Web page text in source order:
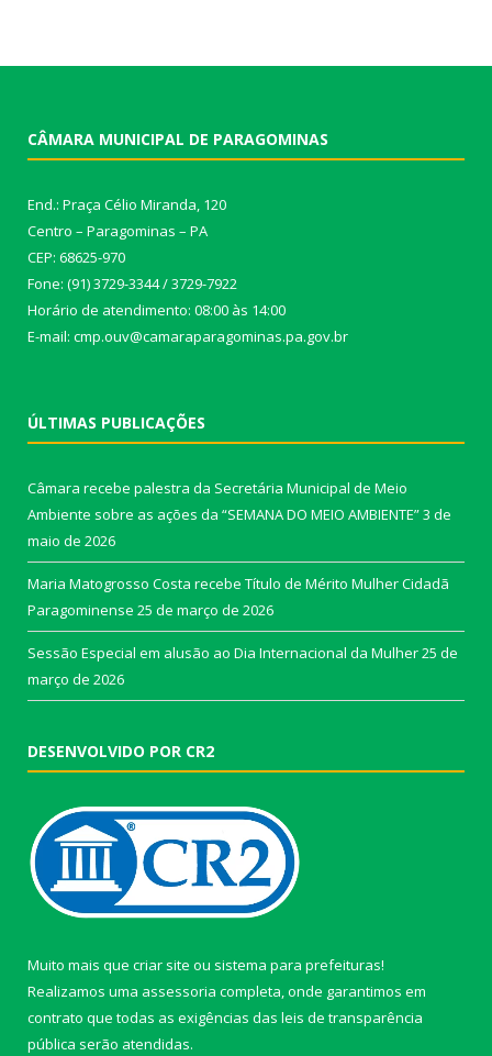
CÂMARA MUNICIPAL DE PARAGOMINAS
End.: Praça Célio Miranda, 120
Centro – Paragominas – PA
CEP: 68625-970
Fone: (91) 3729-3344 / 3729-7922
Horário de atendimento: 08:00 às 14:00
E-mail: cmp.ouv@camaraparagominas.pa.gov.br
ÚLTIMAS PUBLICAÇÕES
Câmara recebe palestra da Secretária Municipal de Meio
Ambiente sobre as ações da “SEMANA DO MEIO AMBIENTE”3 de
maio de 2026
Maria Matogrosso Costa recebe Título de Mérito Mulher Cidadã
Paragominense 25 de março de 2026
Sessão Especial em alusão ao Dia Internacional da Mulher25 de
março de 2026
DESENVOLVIDO POR CR2
Muito mais que criar site ou sistema para prefeituras!
Realizamos uma assessoria completa, onde garantimos em
contrato que todas as exigências das leis de transparência
pública serão atendidas.